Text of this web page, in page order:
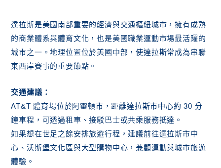
達拉斯是美國南部重要的經濟與交通樞紐城市，擁有成熟
的商業體系與體育文化，也是美國職業運動市場最活躍的
城市之一。地理位置位於美國中部，使達拉斯常成為串聯
東西岸賽事的重要節點。
交通建議：
AT&T 體育場位於阿靈頓市，距離達拉斯市中心約 30 分
鐘車程，可透過租車、接駁巴士或共乘服務抵達。
如果想在世足之餘安排旅遊行程，建議前往達拉斯市中
心、沃斯堡文化區與大型購物中心，兼顧運動與城市旅遊
體驗。